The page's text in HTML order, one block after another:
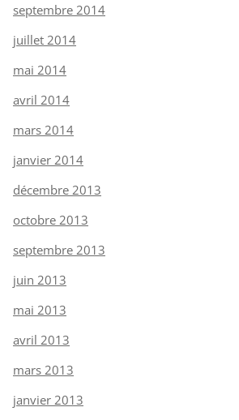
septembre 2014
juillet 2014
mai 2014
avril 2014
mars 2014
janvier 2014
décembre 2013
octobre 2013
septembre 2013
juin 2013
mai 2013
avril 2013
mars 2013
janvier 2013